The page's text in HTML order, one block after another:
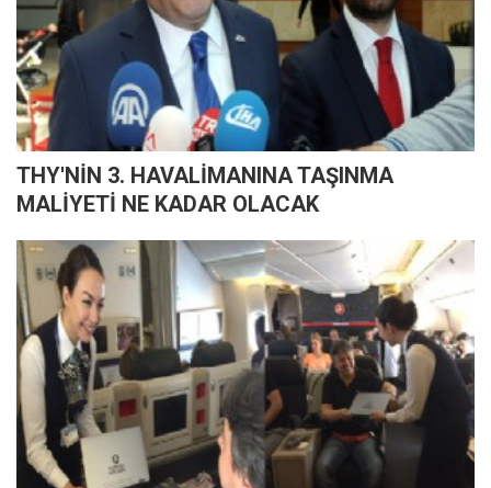
THY'NİN 3. HAVALİMANINA TAŞINMA
MALİYETİ NE KADAR OLACAK